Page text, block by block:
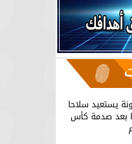
يستعيد سلاحا
بعد صدمة كأس